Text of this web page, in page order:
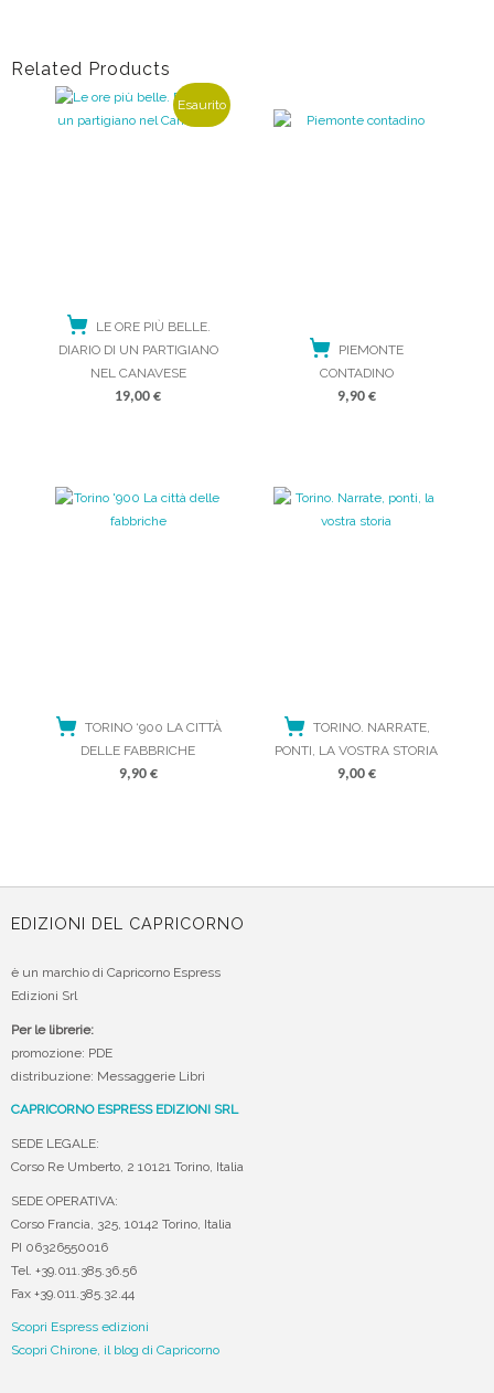
Related Products
Esaurito
LE ORE PIÙ BELLE.
DIARIO DI UN PARTIGIANO
NEL CANAVESE
19,00 €
PIEMONTE
CONTADINO
9,90 €
TORINO ‘900 LA CITTÀ
DELLE FABBRICHE
9,90 €
TORINO. NARRATE,
PONTI, LA VOSTRA STORIA
9,00 €
EDIZIONI DEL CAPRICORNO
è un marchio di Capricorno Espress
Edizioni Srl
Per le librerie:
promozione: PDE
distribuzione: Messaggerie Libri
CAPRICORNO ESPRESS EDIZIONI SRL
SEDE LEGALE:
Corso Re Umberto, 2 10121 Torino, Italia
SEDE OPERATIVA:
Corso Francia, 325, 10142 Torino, Italia
PI 06326550016
Tel. +39.011.385.36.56
Fax +39.011.385.32.44
Scopri Espress edizioni
Scopri Chirone, il blog di Capricorno